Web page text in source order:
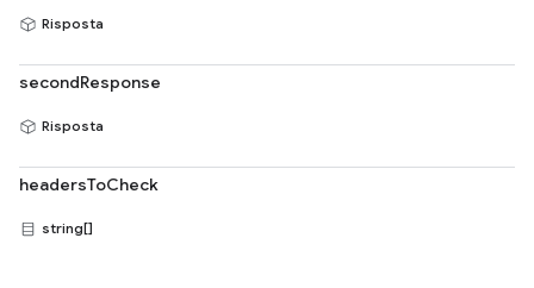
Risposta
secondResponse
Risposta
headersToCheck
string[]